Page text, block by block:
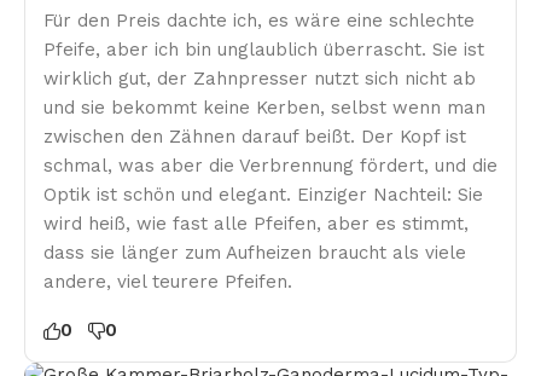
Für den Preis dachte ich, es wäre eine schlechte
Pfeife, aber ich bin unglaublich überrascht. Sie ist
wirklich gut, der Zahnpresser nutzt sich nicht ab
und sie bekommt keine Kerben, selbst wenn man
zwischen den Zähnen darauf beißt. Der Kopf ist
schmal, was aber die Verbrennung fördert, und die
Optik ist schön und elegant. Einziger Nachteil: Sie
wird heiß, wie fast alle Pfeifen, aber es stimmt,
dass sie länger zum Aufheizen braucht als viele
andere, viel teurere Pfeifen.
0 0